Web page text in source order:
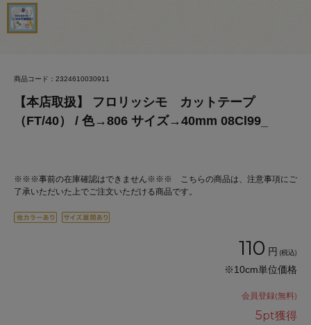
商品コード：2324610030911
【本店取扱】 フロリッシモ カットテープ
（FT/40） / 色→806 サイズ→40mm 08Cl99_
※※※事前の在庫確認はできません※※※ こちらの商品は、注意事項にご
了承いただいた上でご注文いただける商品です。
110 円 (税込)
※10cm単位価格
会員登録(無料)
5pt獲得